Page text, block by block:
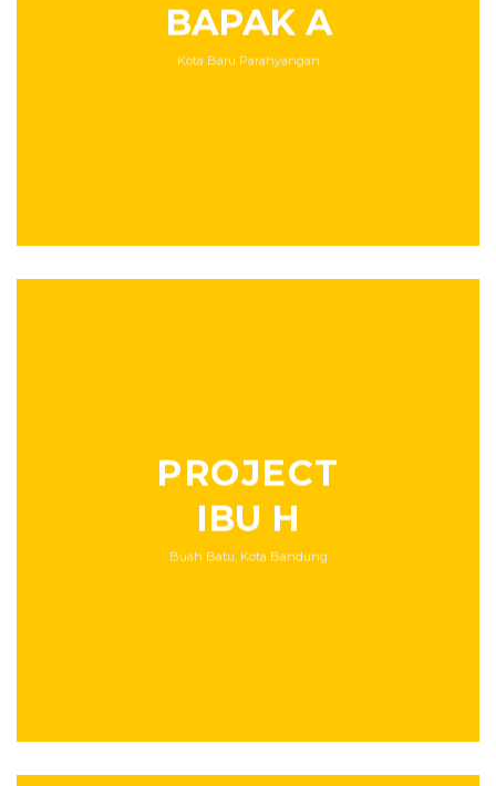
BAPAK A
Kota Baru Parahyangan
PROJECT
IBU H
Buah Batu, Kota Bandung